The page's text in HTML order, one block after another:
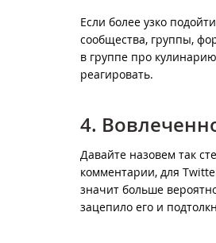
Если более узко
сообщества, группы,
в группе про
реагировать.
4.
Давайте назовем так
комментарии, для
значит больше
зацепило его и